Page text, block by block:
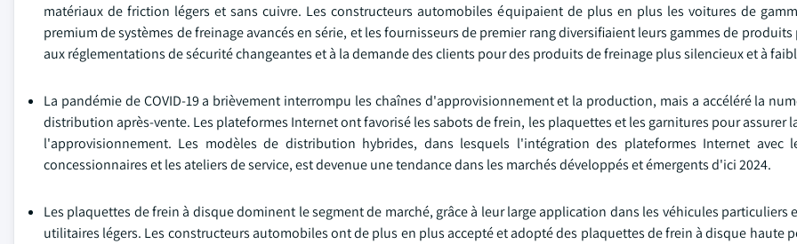
matériaux de friction légers et sans cuivre. Les constructeurs automobiles équipaient de plus en plus les voitures de
premium de systèmes de freinage avancés en série, et les fournisseurs de premier rang diversifiaient leurs gammes de
aux réglementations de sécurité changeantes et à la demande des clients pour des produits de freinage plus silencieux et à
La pandémie de COVID-19 a brièvement interrompu les chaînes d'approvisionnement et la production, mais a accéléré la
distribution après-vente. Les plateformes Internet ont favorisé les sabots de frein, les plaquettes et les garnitures pour assurer
l'approvisionnement. Les modèles de distribution hybrides, dans lesquels l'intégration des plateformes Internet avec
concessionnaires et les ateliers de service, est devenue une tendance dans les marchés développés et émergents d'ici 2024.
Les plaquettes de frein à disque dominent le segment de marché, grâce à leur large application dans les véhicules particuliers
utilitaires légers. Les constructeurs automobiles ont de plus en plus accepté et adopté des plaquettes de frein à disque haute